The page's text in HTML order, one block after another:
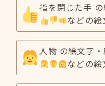
指を閉じた手
などの
人物 の絵文字
などの